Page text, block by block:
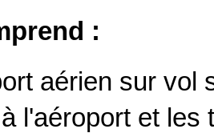
:
aérien sur vol
l'aéroport et les